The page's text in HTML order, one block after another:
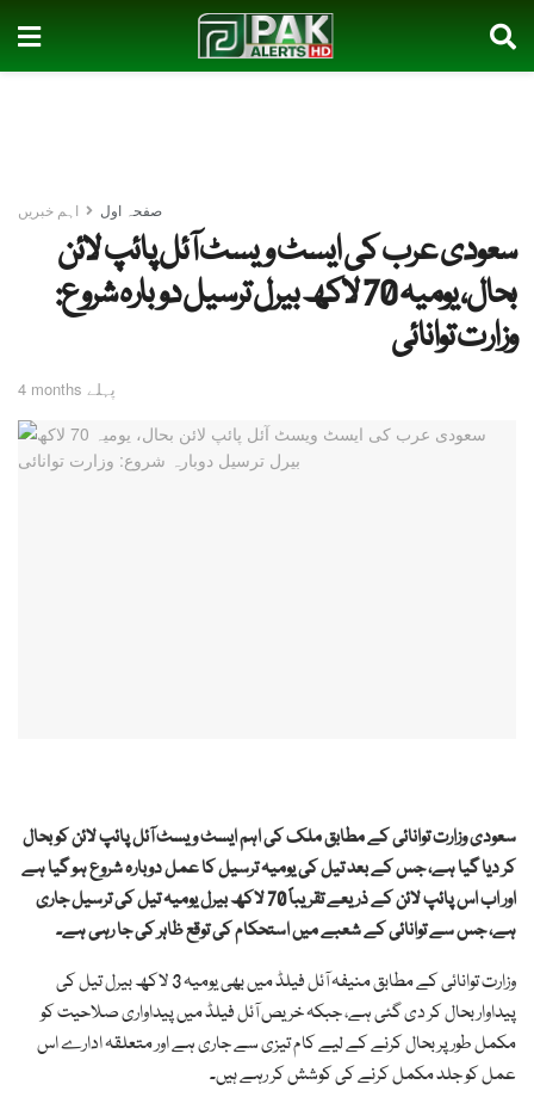
صفحہ اول اہم خبریں
سعودی عرب کی ایسٹ ویسٹ آئل پائپ لائن
بحال، یومیہ 70 لاکھ بیرل ترسیل دوبارہ شروع:
وزارت توانائی
4 months پہلے
سعودی وزارت توانائی کے مطابق ملک کی اہم ایسٹ ویسٹ آئل پائپ لائن کو بحال
کر دیا گیا ہے، جس کے بعد تیل کی یومیہ ترسیل کا عمل دوبارہ شروع ہو گیا ہے
اور اب اس پائپ لائن کے ذریعے تقریباً 70 لاکھ بیرل یومیہ تیل کی ترسیل جاری
ہے، جس سے توانائی کے شعبے میں استحکام کی توقع ظاہر کی جا رہی ہے۔
وزارت توانائی کے مطابق منیفہ آئل فیلڈ میں بھی یومیہ 3 لاکھ بیرل تیل کی
پیداوار بحال کر دی گئی ہے، جبکہ خریص آئل فیلڈ میں پیداواری صلاحیت کو
مکمل طور پر بحال کرنے کے لیے کام تیزی سے جاری ہے اور متعلقہ ادارے اس
عمل کو جلد مکمل کرنے کی کوشش کر رہے ہیں۔